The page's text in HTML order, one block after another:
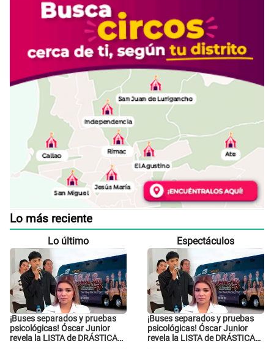
Lo más reciente
Lo último
¡Buses separados y pruebas
psicológicas! Óscar Junior
revela la LISTA de DRÁSTICAS
Espectáculos
¡Buses separados y pruebas
psicológicas! Óscar Junior
revela la LISTA de DRÁSTICAS